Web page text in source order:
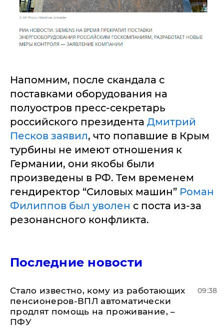
Напомним, после скандала с
поставками оборудования на
полуостров пресс-секретарь
российского президента Дмитрий
Песков заявил, что попавшие в Крым
турбины не имеют отношения к
Германии, они якобы были
произведены в РФ. Тем временем
гендиректор “Силовых машин” Роман
Филиппов был уволен с поста из-за
резонансного конфликта.
Последние новости
Стало известно, кому из работающих
пенсионеров-ВПЛ автоматически
продлят помощь на проживание, –
ПФУ
09:38